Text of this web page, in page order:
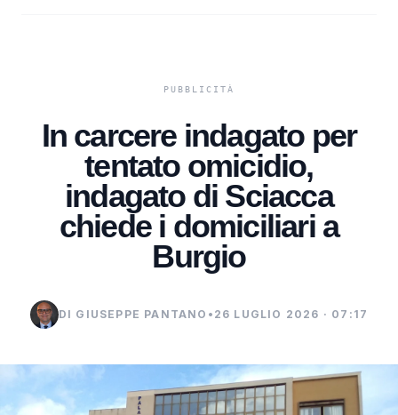
In carcere indagato per
tentato omicidio,
indagato di Sciacca
chiede i domiciliari a
Burgio
DI GIUSEPPE PANTANO • 26 LUGLIO 2026 · 07:17